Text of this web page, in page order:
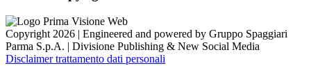
Copyright 2026 | Engineered and powered by Gruppo Spaggiari
Parma S.p.A. | Divisione Publishing & New Social Media
Disclaimer trattamento dati personali